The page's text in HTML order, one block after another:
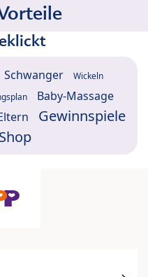
Schwanger Wickeln
Baby-Massage
Gewinnspiele